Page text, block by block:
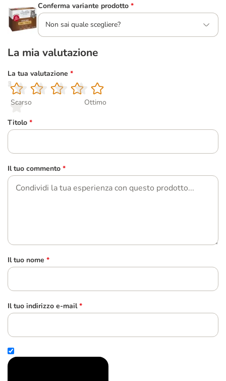
Conferma variante prodotto *
Non sai quale scegliere?
La mia valutazione
La tua valutazione *
1
Scarso
2
3
4
5
Ottimo
Titolo *
Il tuo commento *
Il tuo nome *
Il tuo indirizzo e-mail *